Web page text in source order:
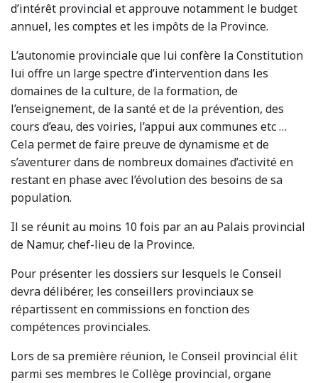
d’intérêt provincial et approuve notamment le budget
annuel, les comptes et les impôts de la Province.
L’autonomie provinciale que lui confère la Constitution
lui offre un large spectre d’intervention dans les
domaines de la culture, de la formation, de
l’enseignement, de la santé et de la prévention, des
cours d’eau, des voiries, l’appui aux communes etc …
Cela permet de faire preuve de dynamisme et de
s’aventurer dans de nombreux domaines d’activité en
restant en phase avec l’évolution des besoins de sa
population.
Il se réunit au moins 10 fois par an au Palais provincial
de Namur, chef-lieu de la Province.
Pour présenter les dossiers sur lesquels le Conseil
devra délibérer, les conseillers provinciaux se
répartissent en commissions en fonction des
compétences provinciales.
Lors de sa première réunion, le Conseil provincial élit
parmi ses membres le Collège provincial, organe